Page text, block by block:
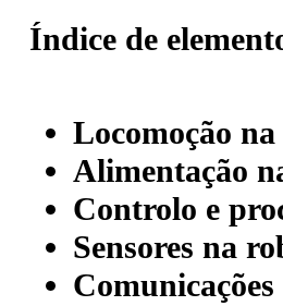
Índice de
Locomoção
Alimentação
Controlo e
Sensores na